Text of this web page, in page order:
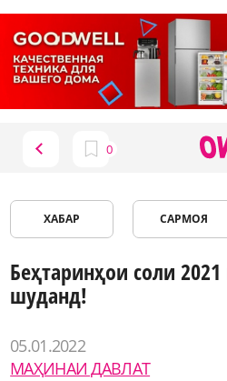
ХАБАР САРМОЯ
Беҳтаринҳои соли
шуданд!
05.01.2022
МАҲИНАИ ДАВЛАТ